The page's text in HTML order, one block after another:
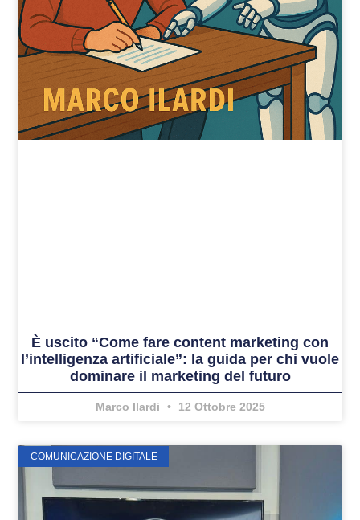
È uscito “Come fare content marketing con
l’intelligenza artificiale”: la guida per chi vuole
dominare il marketing del futuro
Marco Ilardi 12 Ottobre 2025
COMUNICAZIONE DIGITALE